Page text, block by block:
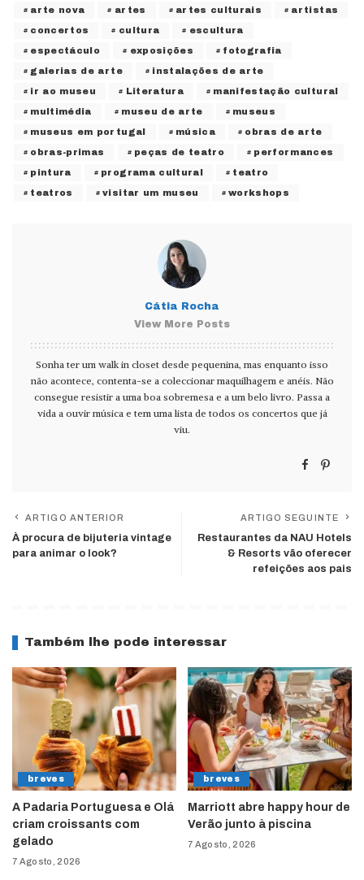
arte nova artes artes culturais artistas
concertos cultura escultura
espectáculo exposições fotografia
galerias de arte instalações de arte
ir ao museu Literatura manifestação cultural
multimédia museu de arte museus
museus em portugal música obras de arte
obras-primas peças de teatro performances
pintura programa cultural teatro
teatros visitar um museu workshops
Cátia Rocha
View More Posts
Sonha ter um walk in closet desde pequenina, mas enquanto isso
não acontece, contenta-se a coleccionar maquilhagem e anéis. Não
consegue resistir a uma boa sobremesa e a um belo livro. Passa a
vida a ouvir música e tem uma lista de todos os concertos que já
viu.
ARTIGO ANTERIOR
À procura de bijuteria vintage
para animar o look?
ARTIGO SEGUINTE
Restaurantes da NAU Hotels
& Resorts vão oferecer
refeições aos pais
Também lhe pode interessar
breves
A Padaria Portuguesa e Olá
criam croissants com
gelado
7 Agosto, 2026
breves
Marriott abre happy hour de
Verão junto à piscina
7 Agosto, 2026